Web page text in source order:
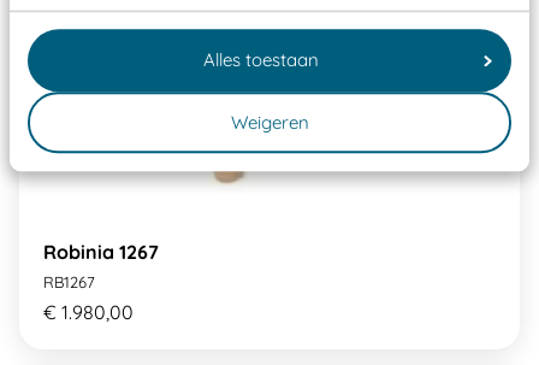
Alles toestaan
Weigeren
Robinia 1267
RB1267
€ 1.980,00